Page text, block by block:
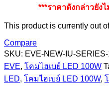
***ราคาดังกล่าวยัง
This product is currently out
Compare
SKU: EVE-NEW-IU-
EVE, โคมไฮเบย์ LED 100W
LED, โคมไฮเบย์ LED 100W,